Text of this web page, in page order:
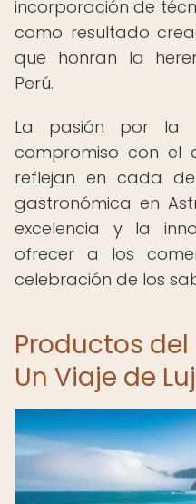
incorporación de
como resultado
que honran la
Perú.
La pasión por la
compromiso con el
reflejan en cada
gastronómica en
excelencia y la
ofrecer a los
celebración de los
Productos del
Un Viaje de